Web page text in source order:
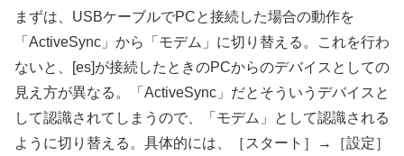
まずは、USBケーブルでPCと接続した場合の動作を
「ActiveSync」から「モデム」に切り替える。これを行わ
ないと、[es]が接続したときのPCからのデバイスとしての
見え方が異なる。「ActiveSync」だとそういうデバイスと
して認識されてしまうので、「モデム」として認識される
ように切り替える。具体的には、［スタート］→［設定］